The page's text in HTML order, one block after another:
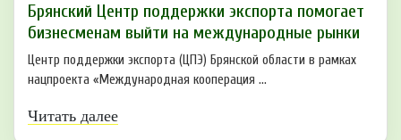
Брянский Центр поддержки экспорта помогает
бизнесменам выйти на международные рынки
Центр поддержки экспорта (ЦПЭ) Брянской области в рамках
нацпроекта «Международная кооперация ...
Читать далее